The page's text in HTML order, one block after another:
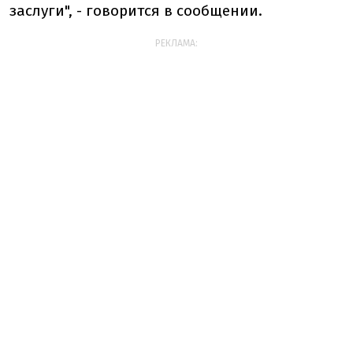
заслуги", - говорится в сообщении.
РЕКЛАМА: